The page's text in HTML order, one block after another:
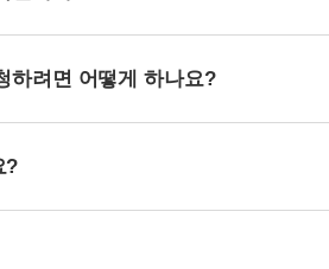
하려면 어떻게 하나요?
?